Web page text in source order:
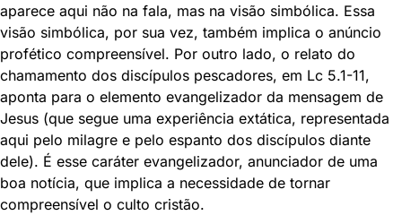
aparece aqui não na fala, mas na visão simbólica. Essa
visão simbólica, por sua vez, também implica o anúncio
profético compreensível. Por outro lado, o relato do
chamamento dos discípulos pescadores, em Lc 5.1-11,
aponta para o elemento evangelizador da mensagem de
Jesus (que segue uma experiência extática, representada
aqui pelo milagre e pelo espanto dos discípulos diante
dele). É esse caráter evangelizador, anunciador de uma
boa notícia, que implica a necessidade de tornar
compreensível o culto cristão.